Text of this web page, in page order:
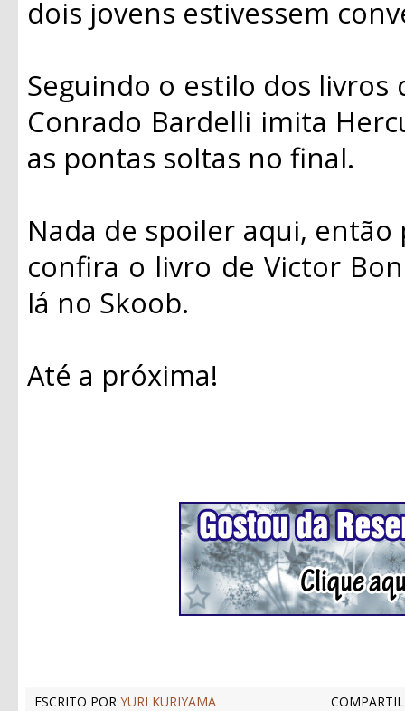
dois jovens estivessem
Seguindo o estilo dos
Conrado Bardelli imita
as pontas soltas no final.
Nada de spoiler aqui,
confira o livro de Victor
lá no Skoob.
Até a próxima!
ESCRITO POR YURI KURIYAMA